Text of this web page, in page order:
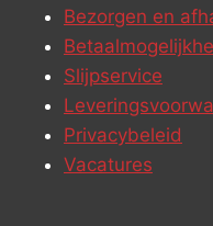
Bezorgen en
Slijpservice
Privacybeleid
Vacatures